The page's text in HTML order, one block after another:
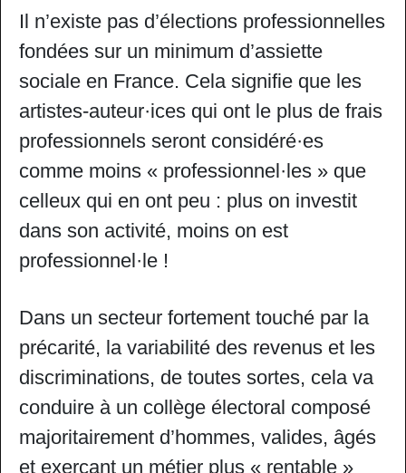
Il n’existe pas d’élections professionnelles
fondées sur un minimum d’assiette
sociale en France. Cela signifie que les
artistes-auteur·ices qui ont le plus de frais
professionnels seront considéré·es
comme moins « professionnel·les » que
celleux qui en ont peu : plus on investit
dans son activité, moins on est
professionnel·le !
Dans un secteur fortement touché par la
précarité, la variabilité des revenus et les
discriminations, de toutes sortes, cela va
conduire à un collège électoral composé
majoritairement d’hommes, valides, âgés
et exerçant un métier plus « rentable »